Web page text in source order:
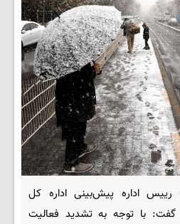
رییس اداره پیش‌بینی اداره کل
گفت: با توجه به تشدید فعالیت